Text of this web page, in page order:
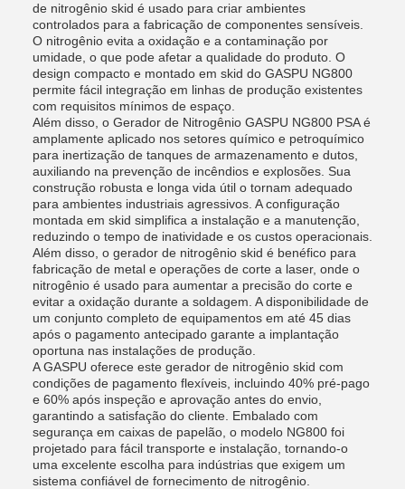
de nitrogênio skid é usado para criar ambientes
controlados para a fabricação de componentes sensíveis.
O nitrogênio evita a oxidação e a contaminação por
umidade, o que pode afetar a qualidade do produto. O
design compacto e montado em skid do GASPU NG800
permite fácil integração em linhas de produção existentes
com requisitos mínimos de espaço.
Além disso, o Gerador de Nitrogênio GASPU NG800 PSA é
amplamente aplicado nos setores químico e petroquímico
para inertização de tanques de armazenamento e dutos,
auxiliando na prevenção de incêndios e explosões. Sua
construção robusta e longa vida útil o tornam adequado
para ambientes industriais agressivos. A configuração
montada em skid simplifica a instalação e a manutenção,
reduzindo o tempo de inatividade e os custos operacionais.
Além disso, o gerador de nitrogênio skid é benéfico para
fabricação de metal e operações de corte a laser, onde o
nitrogênio é usado para aumentar a precisão do corte e
evitar a oxidação durante a soldagem. A disponibilidade de
um conjunto completo de equipamentos em até 45 dias
após o pagamento antecipado garante a implantação
oportuna nas instalações de produção.
A GASPU oferece este gerador de nitrogênio skid com
condições de pagamento flexíveis, incluindo 40% pré-pago
e 60% após inspeção e aprovação antes do envio,
garantindo a satisfação do cliente. Embalado com
segurança em caixas de papelão, o modelo NG800 foi
projetado para fácil transporte e instalação, tornando-o
uma excelente escolha para indústrias que exigem um
sistema confiável de fornecimento de nitrogênio.